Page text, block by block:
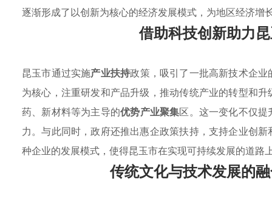
逐渐形成了以创新为核心的经济发展模式，为地区经济增
借助科技创新助力
昆玉市通过实施产业扶持政策，吸引了一批高新技术企
为核心，注重研发和产品升级，推动传统产业的转型和
药、新材料等为主导的优势产业聚集区。这一变化不仅
力。与此同时，政府还推出惠企政策扶持，支持企业创
种企业的发展模式，使得昆玉市在实现可持续发展的道路
传统文化与技术发展的